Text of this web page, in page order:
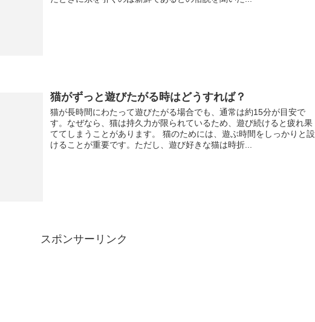
猫がずっと遊びたがる時はどうすれば？
猫が長時間にわたって遊びたがる場合でも、通常は約15分が目安で
す。なぜなら、猫は持久力が限られているため、遊び続けると疲れ果
ててしまうことがあります。 猫のためには、遊ぶ時間をしっかりと設
けることが重要です。ただし、遊び好きな猫は時折...
スポンサーリンク